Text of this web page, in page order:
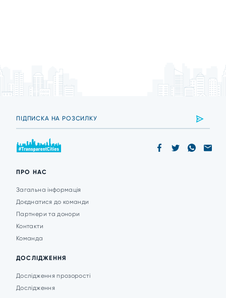
ПРО НАС
Загальна інформація
Доєднатися до команди
Партнери та донори
Контакти
Команда
ДОСЛІДЖЕННЯ
Дослідження прозорості
Дослідження